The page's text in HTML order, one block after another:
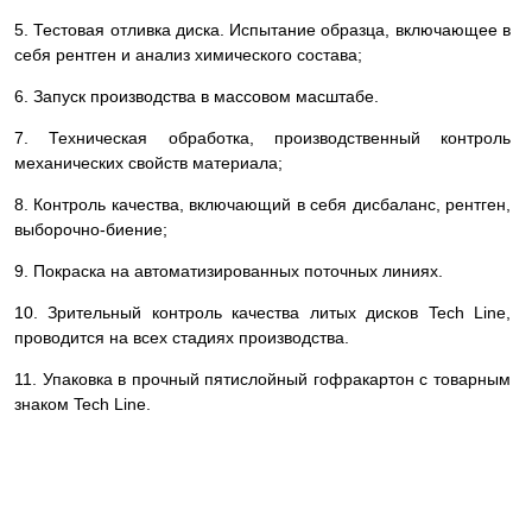
5. Тестовая отливка диска. Испытание образца, включающее в
себя рентген и анализ химического состава;
6. Запуск производства в массовом масштабе.
7. Техническая обработка, производственный контроль
механических свойств материала;
8. Контроль качества, включающий в себя дисбаланс, рентген,
выборочно-биение;
9. Покраска на автоматизированных поточных линиях.
10. Зрительный контроль качества литых дисков Tech Line,
проводится на всех стадиях производства.
11. Упаковка в прочный пятислойный гофракартон с товарным
знаком Tech Line.